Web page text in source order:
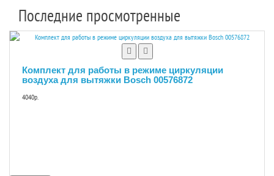
Последние просмотренные
Комплект для работы в режиме циркуляции
воздуха для вытяжки Bosch 00576872
4040р.